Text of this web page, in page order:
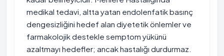
medikal tedavi, altta yatan endolenfatik basınç
dengesizliğini hedef alan diyetetik önlemler ve
farmakolojik destekle semptom yükünü
azaltmayı hedefler; ancak hastalığı durdurmaz.